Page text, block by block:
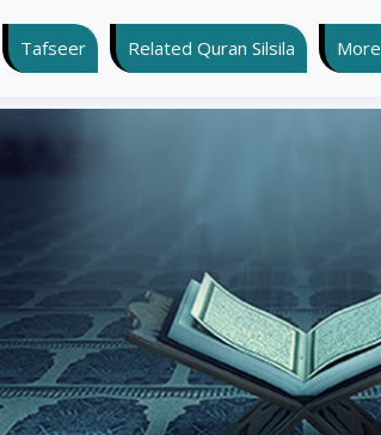
Tafseer Related Quran Silsila More